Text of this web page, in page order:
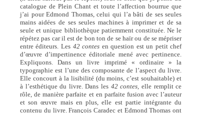
catalogue de Plein Chant et toute l’affection bourrue que
j’ai pour Edmond Thomas, celui qui l’a bâti de ses seules
mains aidées de ses seules machines à imprimer et de sa
seule et unique bibliothèque patiemment constituée. Ne le
répétez pas car il est de bon ton de se haïr ou de se mépriser
entre éditeurs. Les 42 contes en question est un petit chef
d’œuvre d’impertinence éditoriale mené avec pertinence.
Expliquons. Dans un livre imprimé « ordinaire » la
typographie est l’une des composante de l’aspect du livre.
Elle concourt à la lisibilité (du moins, c’est souhaitable) et
à l’esthétique du livre. Dans les 42 contes, elle remplit ce
rôle, de manière parfaite et en parfaite fusion avec l’auteur
et son œuvre mais en plus, elle est partie intégrante du
contenu du livre. François Caradec et Edmond Thomas ont